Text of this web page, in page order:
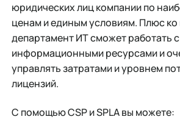
юридических лиц компании по
ценам и единым условиям. Плюс
департамент ИТ сможет работать
информационными ресурсами и
управлять затратами и уровнем
лицензий.
С помощью CSP и SPLA вы можете: